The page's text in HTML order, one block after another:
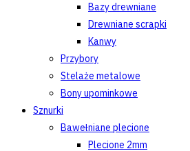
Bazy drewniane
Drewniane scrapki
Kanwy
Przybory
Stelaże metalowe
Bony upominkowe
Sznurki
Bawełniane plecione
Plecione 2mm